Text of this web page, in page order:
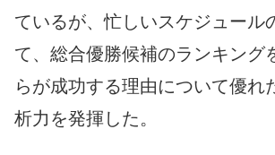
ているが、忙しいスケジュール
て、総合優勝候補のランキング
らが成功する理由について優れ
析力を発揮した。